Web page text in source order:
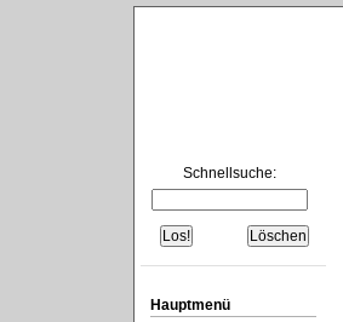
Schnellsuche:
Hauptmenü